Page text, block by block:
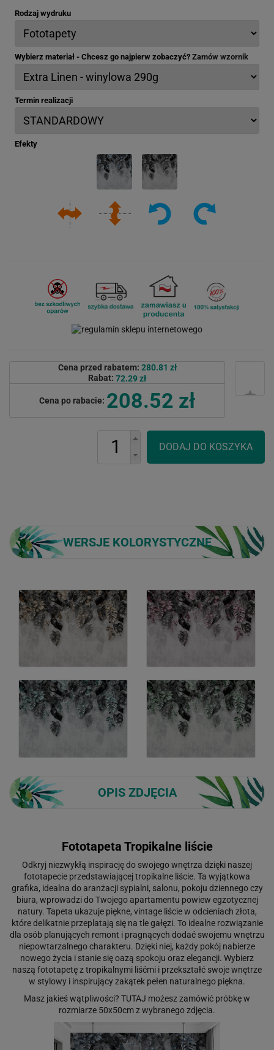
Rodzaj wydruku
Wybierz materiał - Chcesz go najpierw zobaczyć? Zamów wzornik
Termin realizacji
Efekty
Cena przed rabatem: 280.81 zł
Rabat: 72.29 zł
Cena po rabacie: 208.52 zł
WERSJE KOLORYSTYCZNE
OPIS ZDJĘCIA
Fototapeta Tropikalne liście
Odkryj niezwykłą inspirację do swojego wnętrza dzięki naszej
fototapecie przedstawiającej tropikalne liście. Ta wyjątkowa
grafika, idealna do aranżacji sypialni, salonu, pokoju dziennego czy
biura, wprowadzi do Twojego apartamentu powiew egzotycznej
natury. Tapeta ukazuje piękne, vintage liście w odcieniach złota,
które delikatnie przeplatają się na tle gałęzi. To idealne rozwiązanie
dla osób planujących remont i pragnących dodać swojemu wnętrzu
niepowtarzalnego charakteru. Dzięki niej, każdy pokój nabierze
nowego życia i stanie się oazą spokoju oraz elegancji. Wybierz
naszą fototapetę z tropikalnymi liśćmi i przekształć swoje wnętrze
w stylowy i inspirujący zakątek pełen naturalnego piękna.
Masz jakieś wątpliwości? TUTAJ możesz zamówić próbkę w
rozmiarze 50x50cm z wybranego zdjęcia.